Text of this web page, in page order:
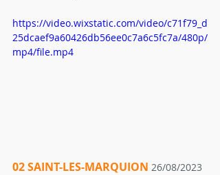
https://video.wixstatic.com/video/c71f79_d
25dcaef9a60426db56ee0c7a6c5fc7a/480p/
mp4/file.mp4
02 SAINT-LES-MARQUION 26/08/2023